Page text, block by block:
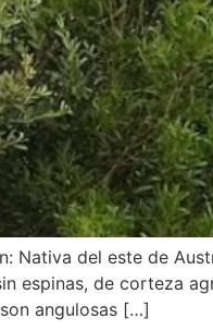
del este de
espinas, de corteza
angulosas […]